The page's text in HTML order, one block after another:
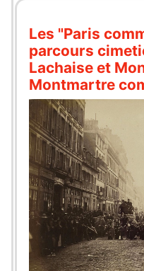
Les "Paris
parcours
Lachaise et
Montmartre